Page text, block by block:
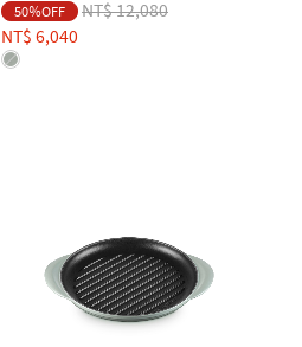
50％OFF Price reduced from
NT$ 12,080to
NT$ 6,040